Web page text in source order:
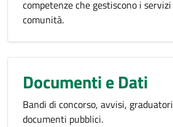
competenze che gestiscono i
comunità.
Documenti e Dati
Bandi di concorso, avvisi,
documenti pubblici.